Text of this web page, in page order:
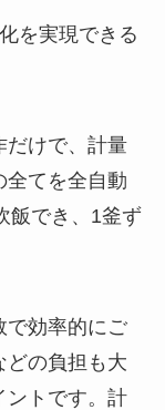
を実現できる
だけで、計量
全てを全自動
飯でき、1釜ず
で効率的にご
どの負担も大
ントです。計